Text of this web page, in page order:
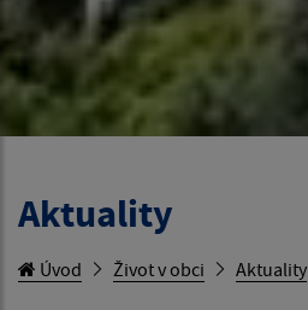
Aktuality
Úvod Život v obci Aktuality